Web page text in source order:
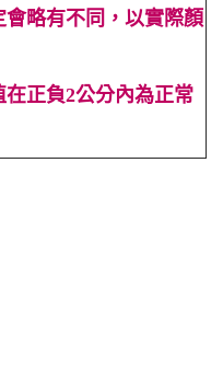
略有不同，以實際顏
正負2公分內為正常